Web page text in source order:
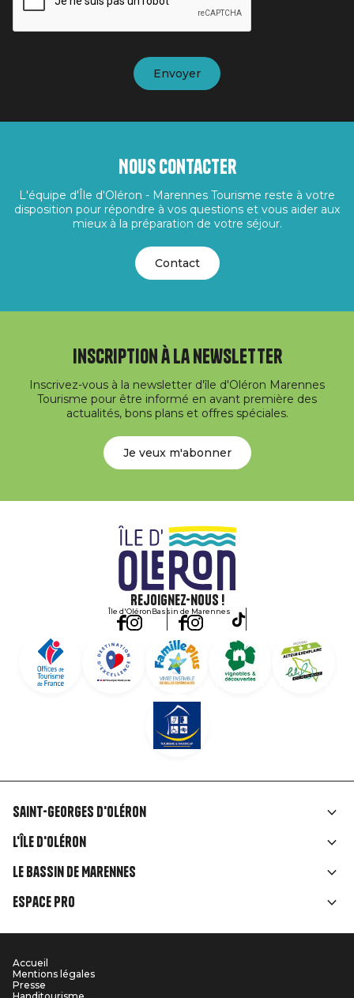
Nous contacter
L'équipe d'Île d'Oléron - Marennes Tourisme reste à votre
disposition pour répondre à vos questions et vous aider aux
mieux à la préparation de votre séjour.
Contact
Inscription à la newsletter
Inscrivez-vous à la newsletter d'île d'Oléron Marennes
Tourisme pour être informé en avant première des
actualités, bons plans et offres spéciales.
Je veux m'abonner
Rejoignez-nous !
Île d'OléronBassin de Marennes
Liens
rubriques
Saint-Georges d'Oléron
L'île d'Oléron
Le Bassin de Marennes
Espace Pro
Menu
Accueil
Mentions légales
Presse